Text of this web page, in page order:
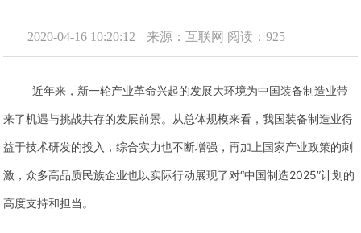
2020-04-16 10:20:12 来源：互联网 阅读：925
近年来，新一轮产业革命兴起的发展大环境为中国装备制造业带
来了机遇与挑战共存的发展前景。从总体规模来看，我国装备制造业得
益于技术研发的投入，综合实力也不断增强，再加上国家产业政策的刺
激，众多高品质民族企业也以实际行动展现了对“中国制造2025”计划的
高度支持和担当。